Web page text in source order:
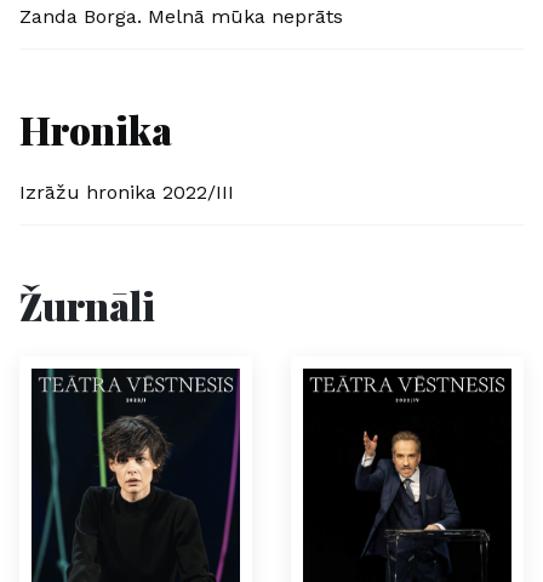
Zanda Borga. Melnā mūka neprāts
Hronika
Izrāžu hronika 2022/III
Žurnāli